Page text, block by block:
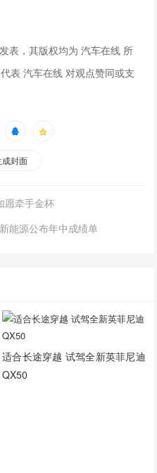
发表，其版权均为 汽车在线 所
表 汽车在线 对观点赞同或支
成封面
愿牵手金杯
能源公布年中成绩单
适合长途穿越 试驾全新英菲尼迪
QX50